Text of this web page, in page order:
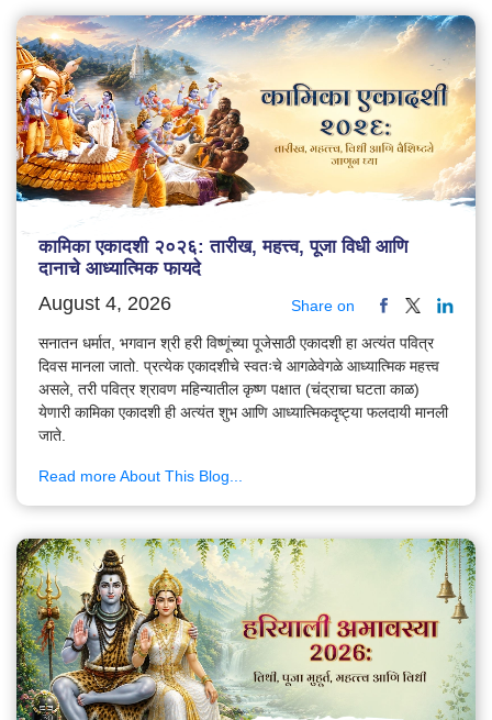
कामिका एकादशी २०२६: तारीख, महत्त्व, पूजा विधी आणि
दानाचे आध्यात्मिक फायदे
August 4, 2026 Share on
सनातन धर्मात, भगवान श्री हरी विष्णूंच्या पूजेसाठी एकादशी हा अत्यंत पवित्र
दिवस मानला जातो. प्रत्येक एकादशीचे स्वतःचे आगळेवेगळे आध्यात्मिक महत्त्व
असले, तरी पवित्र श्रावण महिन्यातील कृष्ण पक्षात (चंद्राचा घटता काळ)
येणारी कामिका एकादशी ही अत्यंत शुभ आणि आध्यात्मिकदृष्ट्या फलदायी मानली
जाते.
Read more About This Blog...